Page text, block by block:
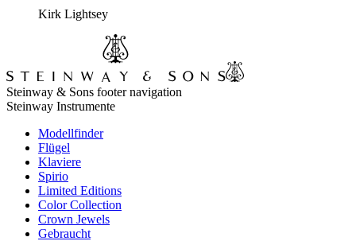
Kirk Lightsey
Steinway & Sons footer navigation
Steinway Instrumente
Modellfinder
Flügel
Klaviere
Spirio
Limited Editions
Color Collection
Crown Jewels
Gebraucht